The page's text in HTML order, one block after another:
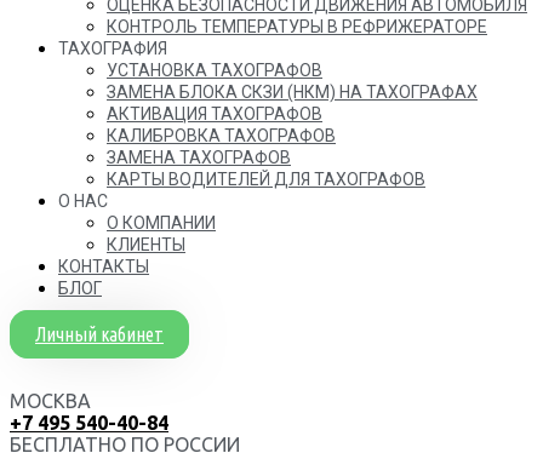
ОЦЕНКА БЕЗОПАСНОСТИ ДВИЖЕНИЯ АВТОМОБИЛЯ
КОНТРОЛЬ ТЕМПЕРАТУРЫ В РЕФРИЖЕРАТОРЕ
ТАХОГРАФИЯ
УСТАНОВКА ТАХОГРАФОВ
ЗАМЕНА БЛОКА СКЗИ (НКМ) НА ТАХОГРАФАХ
АКТИВАЦИЯ ТАХОГРАФОВ
КАЛИБРОВКА ТАХОГРАФОВ
ЗАМЕНА ТАХОГРАФОВ
КАРТЫ ВОДИТЕЛЕЙ ДЛЯ ТАХОГРАФОВ
О НАС
О КОМПАНИИ
КЛИЕНТЫ
КОНТАКТЫ
БЛОГ
Личный кабинет
МОСКВА
+7 495 540-40-84
БЕСПЛАТНО ПО РОССИИ